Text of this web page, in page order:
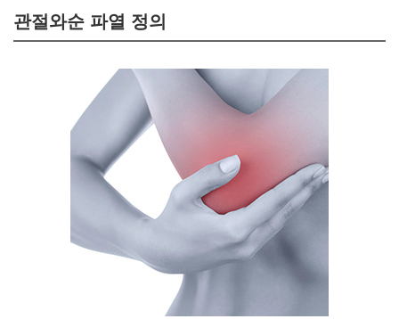
관절와순 파열 정의